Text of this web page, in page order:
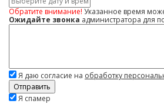
и
время
Обратите внимание! Указанное время
Ожидайте звонка администратора для
Комментарий
Я даю согласие на обработку
Скажите,
Я спамер